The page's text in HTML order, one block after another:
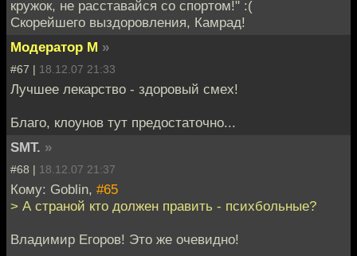
кружок, не расставайся со спортом!" :(
Скорейшего выздоровления, Камрад!
Модератор М »
#67 | 18.12.07 21:33
Лучшее лекарство - здоровый смех!
Благо, клоунов тут предостаточно...
SMT. »
#68 | 18.12.07 21:37
Кому: Goblin, #65
> А страной кто должен править - психбольные?
Владимир Егоров! Это же очевидно!